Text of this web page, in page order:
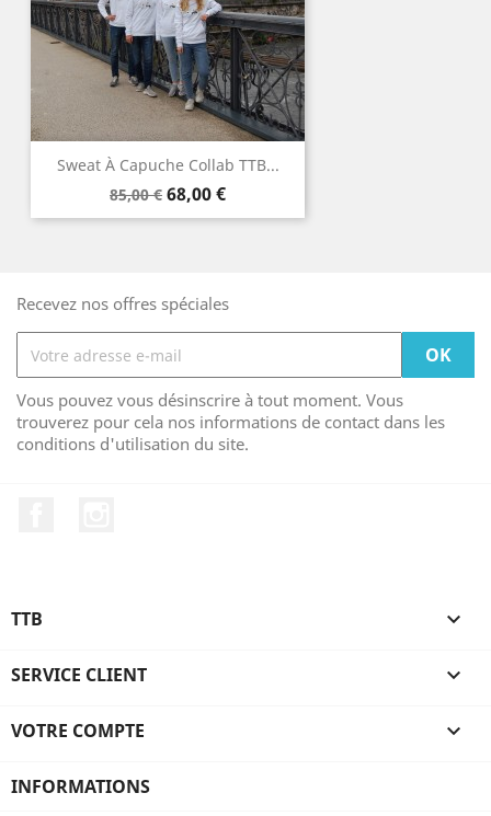
Sweat À Capuche Collab TTB...
Prix
de
85,00 € Prix
68,00 €
Recevez nos offres spéciales
Vous pouvez vous désinscrire à tout moment. Vous
trouverez pour cela nos informations de contact dans les
conditions d'utilisation du site.
TTB 
SERVICE CLIENT 
VOTRE COMPTE 
INFORMATIONS